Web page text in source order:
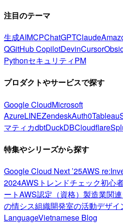
注目のテーマ
生成AIMCPChatGPTClaude
QGitHub CopilotDevinCursor
PythonセキュリティPM
プロダクトやサービスで探す
Google CloudMicrosoft
AzureLINEZendeskAuth0Tableau
マティカdbtDuckDBCloudflare
特集やシリーズから探す
Google Cloud Next ’25AWS
2024AWSトレンドチェック初心
ートAWS認定（資格） 製造業関連
の情シス組織開発室の活動デザイ
LanguageVietnamese Blog